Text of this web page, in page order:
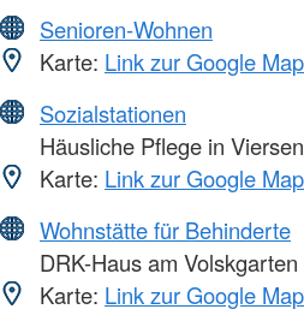
Senioren-Wohnen
Karte: Link zur Google
Sozialstationen
Häusliche Pflege in Viersen
Karte: Link zur Google
Wohnstätte für Behinderte
DRK-Haus am Volskgarten
Karte: Link zur Google